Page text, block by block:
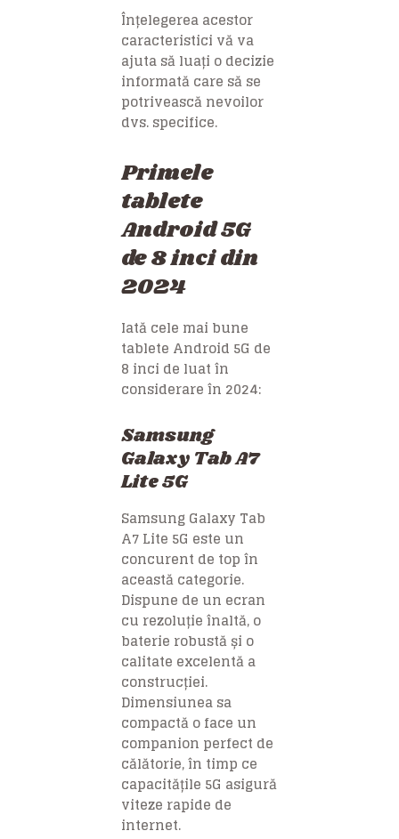
Înțelegerea acestor
caracteristici vă va
ajuta să luați o decizie
informată care să se
potrivească nevoilor
dvs. specifice.
Primele
tablete
Android 5G
de 8 inci din
2024
Iată cele mai bune
tablete Android 5G de
8 inci de luat în
considerare în 2024:
Samsung
Galaxy Tab A7
Lite 5G
Samsung Galaxy Tab
A7 Lite 5G este un
concurent de top în
această categorie.
Dispune de un ecran
cu rezoluție înaltă, o
baterie robustă și o
calitate excelentă a
construcției.
Dimensiunea sa
compactă o face un
companion perfect de
călătorie, în timp ce
capacitățile 5G asigură
viteze rapide de
internet.